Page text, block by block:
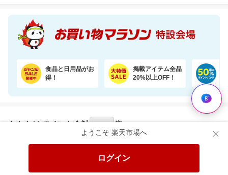
ようこそ 楽天市場へ
ログイン
食品と日用品がお
得！
掲載アイテム全品
20%以上OFF！
あなたはポイント 合計 倍